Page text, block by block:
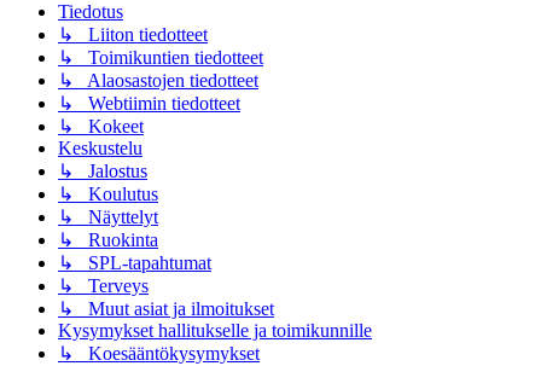
Tiedotus
↳ Liiton tiedotteet
↳ Toimikuntien tiedotteet
↳ Alaosastojen tiedotteet
↳ Webtiimin tiedotteet
↳ Kokeet
Keskustelu
↳ Jalostus
↳ Koulutus
↳ Näyttelyt
↳ Ruokinta
↳ SPL-tapahtumat
↳ Terveys
↳ Muut asiat ja ilmoitukset
Kysymykset hallitukselle ja toimikunnille
↳ Koesääntökysymykset